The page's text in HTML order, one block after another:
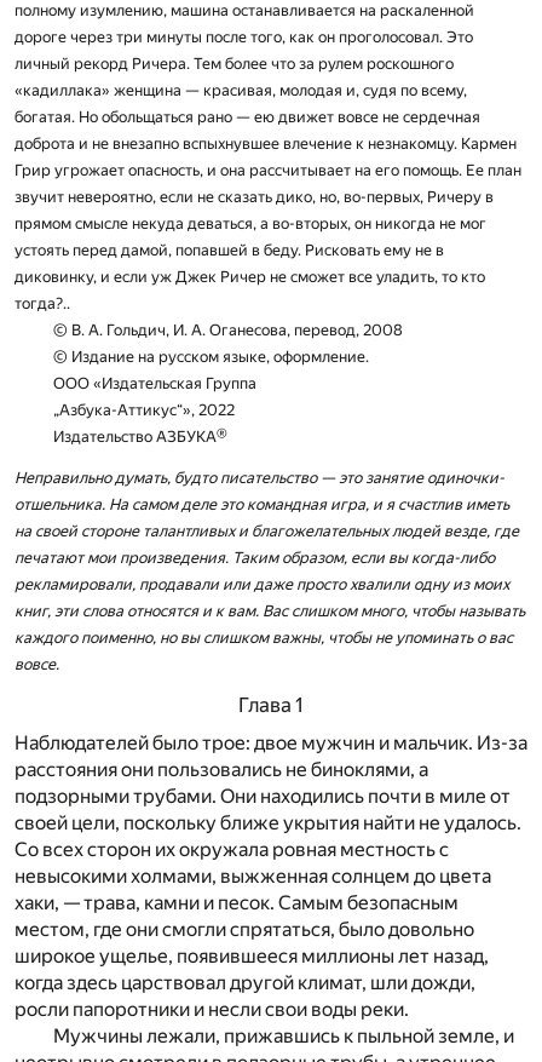
полному изумлению, машина останавливается на раскаленной
дороге через три минуты после того, как он проголосовал. Это
личный рекорд Ричера. Тем более что за рулем роскошного
«кадиллака» женщина — красивая, молодая и, судя по всему,
богатая. Но обольщаться рано — ею движет вовсе не сердечная
доброта и не внезапно вспыхнувшее влечение к незнакомцу. Кармен
Грир угрожает опасность, и она рассчитывает на его помощь. Ее план
звучит невероятно, если не сказать дико, но, во-первых, Ричеру в
прямом смысле некуда деваться, а во-вторых, он никогда не мог
устоять перед дамой, попавшей в беду. Рисковать ему не в
диковинку, и если уж Джек Ричер не сможет все уладить, то кто
тогда?..
© В. А. Гольдич, И. А. Оганесова, перевод, 2008
© Издание на русском языке, оформление.
ООО «Издательская Группа
„Азбука-Аттикус“», 2022
Издательство АЗБУКА®
Неправильно думать, будто писательство — это занятие одиночки-
отшельника. На самом деле это командная игра, и я счастлив иметь
на своей стороне талантливых и благожелательных людей везде, где
печатают мои произведения. Таким образом, если вы когда-либо
рекламировали, продавали или даже просто хвалили одну из моих
книг, эти слова относятся и к вам. Вас слишком много, чтобы называть
каждого поименно, но вы слишком важны, чтобы не упоминать о вас
вовсе.
Глава 1
Наблюдателей было трое: двое мужчин и мальчик. Из-за
расстояния они пользовались не биноклями, а
подзорными трубами. Они находились почти в миле от
своей цели, поскольку ближе укрытия найти не удалось.
Со всех сторон их окружала ровная местность с
невысокими холмами, выжженная солнцем до цвета
хаки, — трава, камни и песок. Самым безопасным
местом, где они смогли спрятаться, было довольно
широкое ущелье, появившееся миллионы лет назад,
когда здесь царствовал другой климат, шли дожди,
росли папоротники и несли свои воды реки.
Мужчины лежали, прижавшись к пыльной земле, и